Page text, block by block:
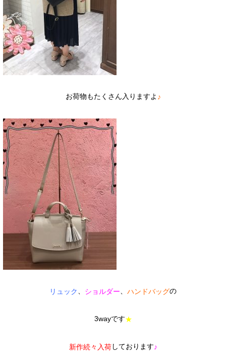
お荷物もたくさん入りますよ ♪
リュック ショルダー ハンドバッグの
3wayです★
新作続々入荷しております♪